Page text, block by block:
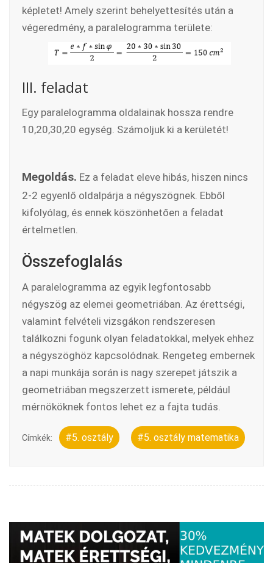
képletet! Amely szerint behelyettesítés után a
végeredmény, a paralelogramma területe:
III. feladat
Egy paralelogramma oldalainak hossza rendre
10,20,30,20 egység. Számoljuk ki a kerületét!
Megoldás. Ez a feladat eleve hibás, hiszen nincs
2-2 egyenlő oldalpárja a négyszögnek. Ebből
kifolyólag, és ennek köszönhetően a feladat
értelmetlen.
Összefoglalás
A paralelogramma az egyik legfontosabb
négyszög az elemei geometriában. Az érettségi,
valamint felvételi vizsgákon rendszeresen
találkozni fogunk olyan feladatokkal, melyek ehhez
a négyszöghöz kapcsolódnak. Rengeteg embernek
a napi munkája során is nagy szerepet játszik a
geometriában megszerzett ismerete, például
mérnököknek fontos lehet ez a fajta tudás.
Címkék: #5. osztály #5. osztály matematika